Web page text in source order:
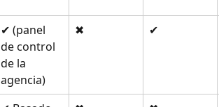
✔ (panel
de control
de la
agencia)
✖ ✔